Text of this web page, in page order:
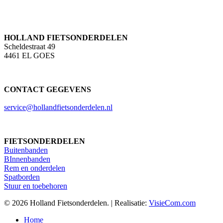
HOLLAND FIETSONDERDELEN
Scheldestraat 49
4461 EL GOES
CONTACT GEGEVENS
service@hollandfietsonderdelen.nl
FIETSONDERDELEN
Buitenbanden
BInnenbanden
Rem en onderdelen
Spatborden
Stuur en toebehoren
© 2026 Holland Fietsonderdelen. | Realisatie: VisieCom.com
Close
Home